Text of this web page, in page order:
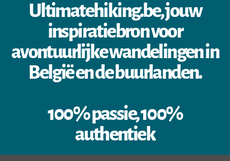
Ultimatehiking.be, jouw
inspiratiebron voor
avontuurlijke wandelingen in
België en de buurlanden.
100% passie, 100%
authentiek